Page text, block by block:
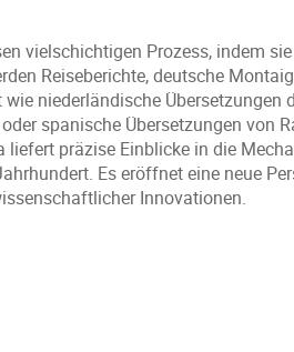
vielschichtigen Prozess, indem
Reiseberichte, deutsche
niederländische Übersetzungen
oder spanische Übersetzungen von
liefert präzise Einblicke in die
Es eröffnet eine neue
Innovationen.